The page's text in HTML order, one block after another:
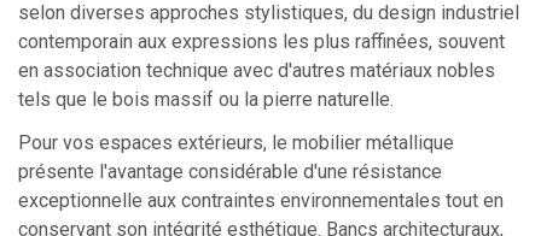
selon diverses approches stylistiques, du design industriel
contemporain aux expressions les plus raffinées, souvent
en association technique avec d'autres matériaux nobles
tels que le bois massif ou la pierre naturelle.
Pour vos espaces extérieurs, le mobilier métallique
présente l'avantage considérable d'une résistance
exceptionnelle aux contraintes environnementales tout en
conservant son intégrité esthétique. Bancs architecturaux,